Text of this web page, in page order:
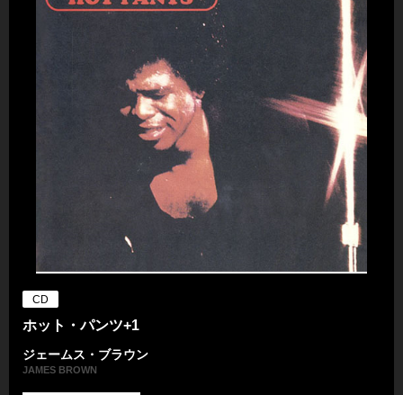
CD
ホット・パンツ+1
ジェームス・ブラウン
JAMES BROWN